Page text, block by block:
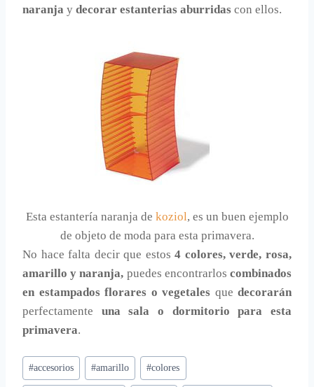
naranja y decorar estanterias aburridas con ellos.
Esta estantería naranja de koziol, es un buen ejemplo
de objeto de moda para esta primavera.
No hace falta decir que estos4 colores, verde, rosa,
amarillo y naranja, puedes encontrarloscombinados
en estampados florares o vegetales que decorarán
perfectamente una sala o dormitorio para esta
primavera.
Etiquetas
de
#accesorios #amarillo #colores